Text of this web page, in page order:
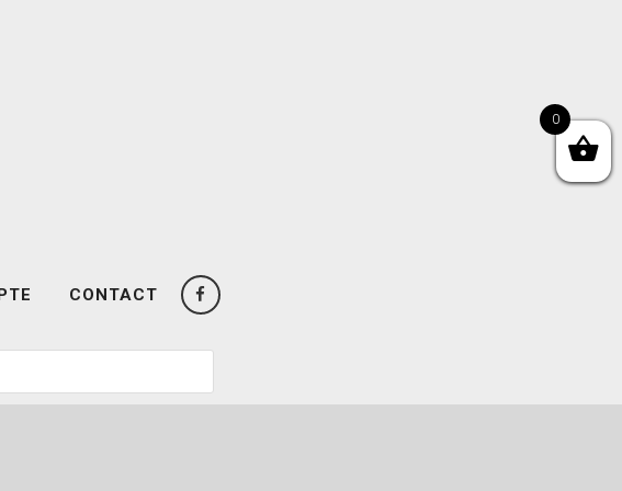
CONTACT
0